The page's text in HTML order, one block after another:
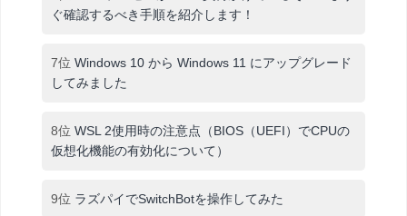
ぐ確認するべき手順を紹介します！
7位 Windows 10 から Windows 11 にアップグレード
してみました
8位 WSL 2使用時の注意点（BIOS（UEFI）でCPUの
仮想化機能の有効化について）
9位 ラズパイでSwitchBotを操作してみた